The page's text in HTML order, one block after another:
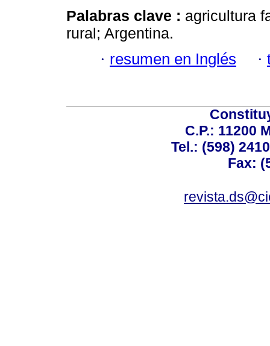
Palabras clave : agricultura
rural; Argentina.
· resumen en Inglés ·
C.P.: 11200
Tel.: (598)
Fax: